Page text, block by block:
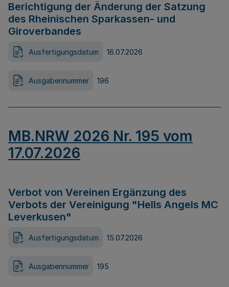
Berichtigung der Änderung der Satzung
des Rheinischen Sparkassen- und
Giroverbandes
Ausfertigungsdatum 16.07.2026
Ausgabennummer 196
MB.NRW 2026 Nr. 195 vom
17.07.2026
Verbot von Vereinen Ergänzung des
Verbots der Vereinigung "Hells Angels MC
Leverkusen"
Ausfertigungsdatum 15.07.2026
Ausgabennummer 195